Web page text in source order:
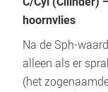
hoornvlies
Na de Sph-
alleen als er
(het zogenaamde